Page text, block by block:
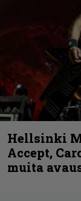
Hellsinki
Accept,
muita